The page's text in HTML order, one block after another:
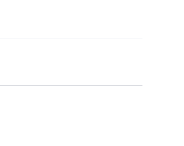
현대차, ‘디 올 뉴
작은 변화 큰 기